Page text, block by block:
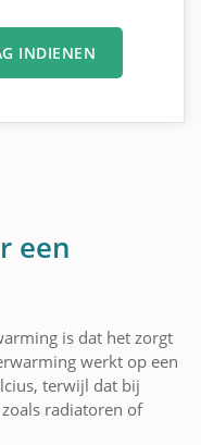
INDIENEN
een
is dat het zorgt
werkt op een
terwijl dat bij
radiatoren of